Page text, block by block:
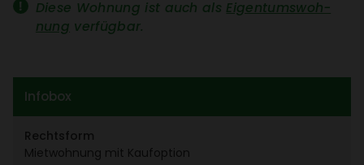
Diese Wohnung ist auch als Eigen­tums­woh­
nung verfügbar.
Infobox
Rechts­form
Miet­woh­nung mit Kauf­op­tion